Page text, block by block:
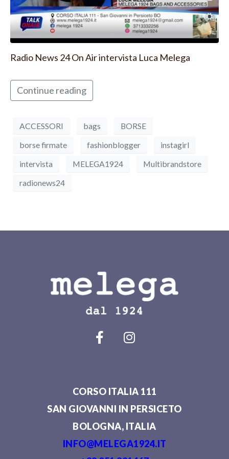
Radio News 24 On Air intervista Luca Melega
Continue reading
ACCESSORI bags
BORSE
borse firmate
fashionblogger
instagirl
intervista
MELEGA1924
Multibrandstore
radionews24
CORSO ITALIA 111
SAN GIOVANNI IN PERSICETO
BOLOGNA, ITALIA
INFO@MELEGA1924.IT